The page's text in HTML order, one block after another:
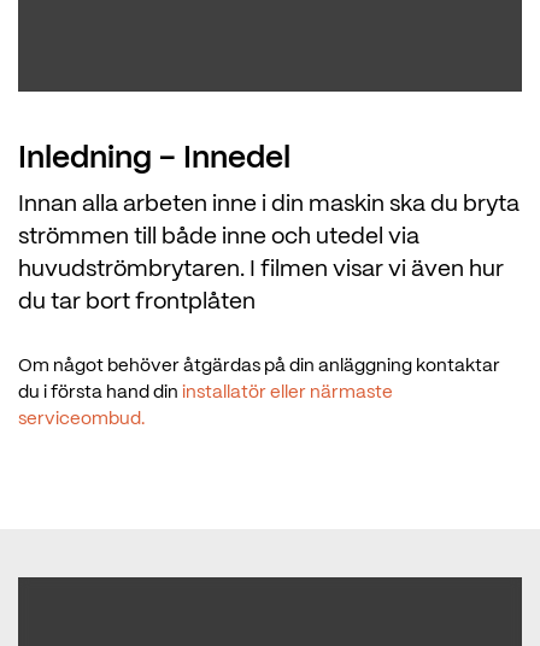
Inledning - Innedel
Innan alla arbeten inne i din maskin ska du bryta
strömmen till både inne och utedel via
huvudströmbrytaren. I filmen visar vi även hur
du tar bort frontplåten
Om något behöver åtgärdas på din anläggning kontaktar
du i första hand din installatör eller närmaste
serviceombud.